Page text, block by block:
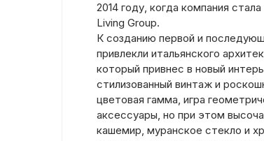
2014 году, когда компания
Living Group.
К созданию первой и
привлекли итальянского
который привнес в новый
стилизованный винтаж и
цветовая гамма, игра
аксессуары, но при этом
кашемир, муранское стекло и